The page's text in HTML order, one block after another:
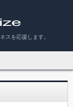
スを応援します。